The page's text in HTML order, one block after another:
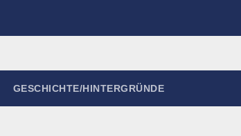
GESCHICHTE/HINTERGRÜNDE